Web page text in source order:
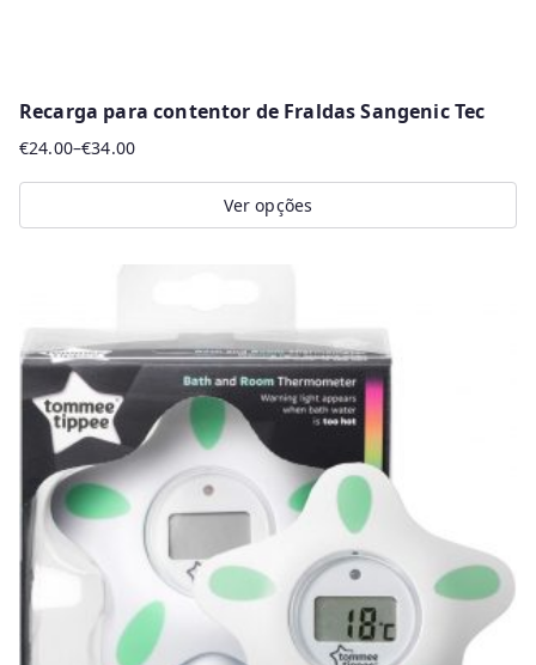
Recarga para contentor de Fraldas Sangenic Tec
€24.00–€34.00
Price
range:
€24.00
Ver opções
multiple
variants.
The
options
may
be
chosen
on
the
product